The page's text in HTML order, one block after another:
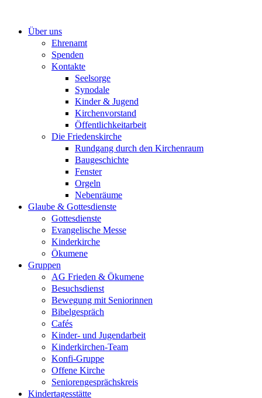
springenÜber uns
Ehrenamt
Spenden
Kontakte
Seelsorge
Synodale
Kinder & Jugend
Kirchenvorstand
Öffentlichkeitarbeit
Die Friedenskirche
Rundgang durch den Kirchenraum
Baugeschichte
Fenster
Orgeln
Nebenräume
Glaube & Gottesdienste
Gottesdienste
Evangelische Messe
Kinderkirche
Ökumene
Gruppen
AG Frieden & Ökumene
Besuchsdienst
Bewegung mit Seniorinnen
Bibelgespräch
Cafés
Kinder- und Jugendarbeit
Kinderkirchen-Team
Konfi-Gruppe
Offene Kirche
Seniorengesprächskreis
Kindertagesstätte